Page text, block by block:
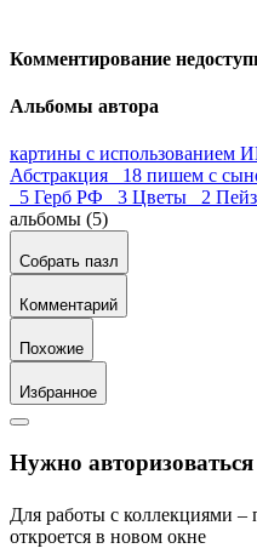
Комментирование
Альбомы автора
картины с использованием
Абстракция 18 пишем с
5 Герб РФ 3 Цветы 2
альбомы (5)
Собрать пазл
Комментарий
Похожие
Избранное
Нужно авторизоваться
Для работы с коллекциями –
откроется в новом окне